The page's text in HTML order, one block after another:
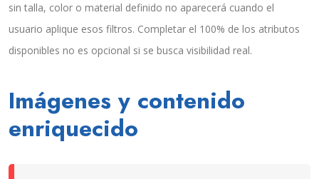
sin talla, color o material definido no aparecerá cuando el
usuario aplique esos filtros. Completar el 100% de los atributos
disponibles no es opcional si se busca visibilidad real.
Imágenes y contenido
enriquecido